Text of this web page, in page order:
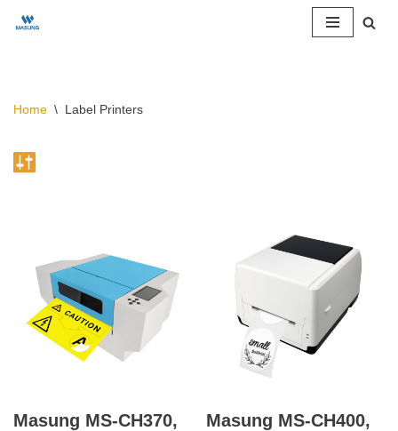
Home \ Label Printers
Masung MS-CH370,
Masung MS-CH400,